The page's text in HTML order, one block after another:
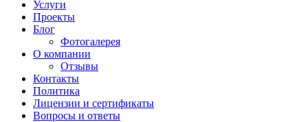
Услуги
Проекты
Блог
Фотогалерея
О компании
Отзывы
Контакты
Политика
Лицензии и сертификаты
Вопросы и ответы